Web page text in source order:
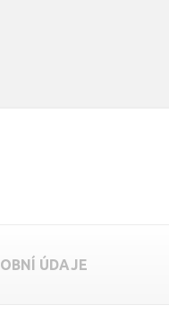
ÚDAJE